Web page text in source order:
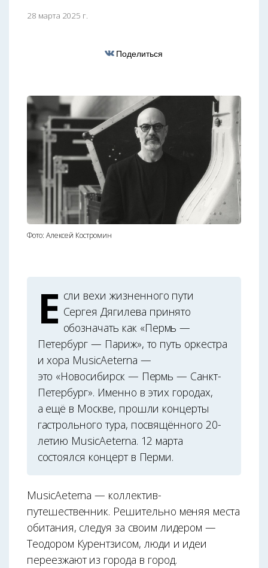
28 марта 2025 г.
Поделиться
Фото: Алексей Костромин
Е сли вехи жизненного пути
Сергея Дягилева принято
обозначать как «Пермь —
Петербург — Париж», то путь оркестра
и хора MusicAeterna —
это «Новосибирск — Пермь — Санкт-
Петербург». Именно в этих городах,
а ещё в Москве, прошли концерты
гастрольного тура, посвящённого 20-
летию MusicAeterna. 12 марта
состоялся концерт в Перми.
MusicAeterna — коллектив-
путешественник. Решительно меняя места
обитания, следуя за своим лидером —
Теодором Курентзисом, люди и идеи
переезжают из города в город.